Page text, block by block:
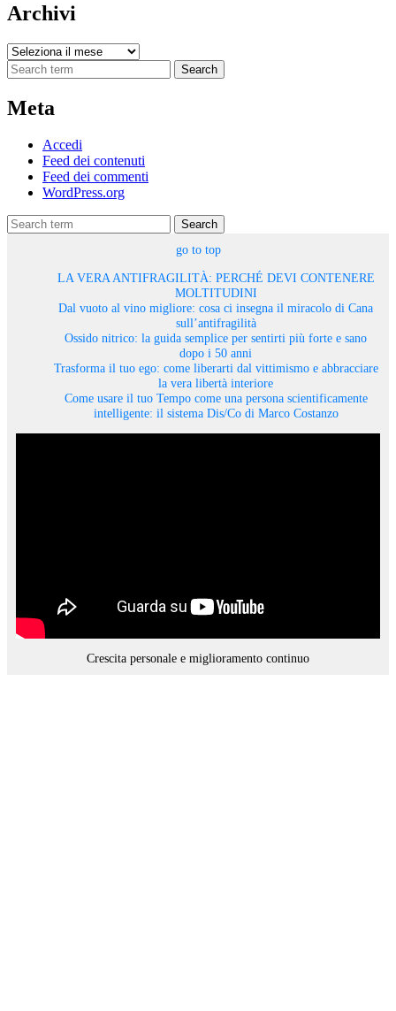
Archivi
Archivi
Search
Meta
Accedi
Feed dei contenuti
Feed dei commenti
WordPress.org
Search
go to top
LA VERA ANTIFRAGILITÀ: PERCHÉ DEVI CONTENERE
MOLTITUDINI
Dal vuoto al vino migliore: cosa ci insegna il miracolo di Cana
sull’antifragilità
Ossido nitrico: la guida semplice per sentirti più forte e sano
dopo i 50 anni
Trasforma il tuo ego: come liberarti dal vittimismo e abbracciare
la vera libertà interiore
Come usare il tuo Tempo come una persona scientificamente
intelligente: il sistema Dis/Co di Marco Costanzo
Crescita personale e miglioramento continuo